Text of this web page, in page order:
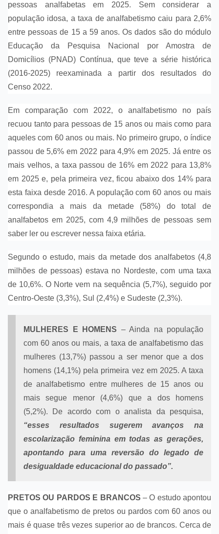
pessoas analfabetas em 2025. Sem considerar a
população idosa, a taxa de analfabetismo caiu para 2,6%
entre pessoas de 15 a 59 anos. Os dados são do módulo
Educação da Pesquisa Nacional por Amostra de
Domicílios (PNAD) Contínua, que teve a série histórica
(2016-2025) reexaminada a partir dos resultados do
Censo 2022.
Em comparação com 2022, o analfabetismo no país
recuou tanto para pessoas de 15 anos ou mais como para
aqueles com 60 anos ou mais. No primeiro grupo, o índice
passou de 5,6% em 2022 para 4,9% em 2025. Já entre os
mais velhos, a taxa passou de 16% em 2022 para 13,8%
em 2025 e, pela primeira vez, ficou abaixo dos 14% para
esta faixa desde 2016. A população com 60 anos ou mais
correspondia a mais da metade (58%) do total de
analfabetos em 2025, com 4,9 milhões de pessoas sem
saber ler ou escrever nessa faixa etária.
Segundo o estudo, mais da metade dos analfabetos (4,8
milhões de pessoas) estava no Nordeste, com uma taxa
de 10,6%. O Norte vem na sequência (5,7%), seguido por
Centro-Oeste (3,3%), Sul (2,4%) e Sudeste (2,3%).
MULHERES E HOMENS – Ainda na população
com 60 anos ou mais, a taxa de analfabetismo das
mulheres (13,7%) passou a ser menor que a dos
homens (14,1%) pela primeira vez em 2025. A taxa
de analfabetismo entre mulheres de 15 anos ou
mais segue menor (4,6%) que a dos homens
(5,2%). De acordo com o analista da pesquisa,
“esses resultados sugerem avanços na
escolarização feminina em todas as gerações,
apontando para uma reversão do legado de
desigualdade educacional do passado”.
PRETOS OU PARDOS E BRANCOS – O estudo apontou
que o analfabetismo de pretos ou pardos com 60 anos ou
mais é quase três vezes superior ao de brancos. Cerca de